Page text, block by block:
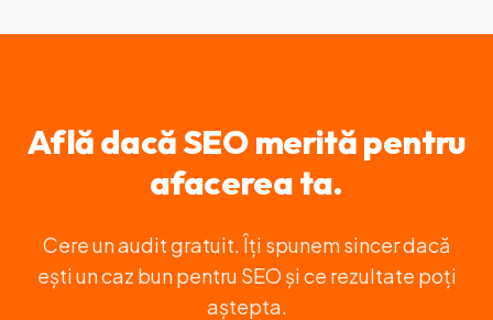
ca să nu pierzi clienții care caută prin ChatGPT
Află dacă SEO merită pentru
afacerea ta.
Cere un audit gratuit. Îți spunem sincer dacă
ești un caz bun pentru SEO și ce rezultate poți
aștepta.